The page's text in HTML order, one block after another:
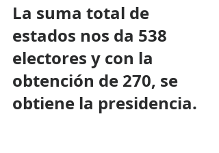
La suma total de
estados nos da 538
electores y con la
obtención de 270, se
obtiene la presidencia.